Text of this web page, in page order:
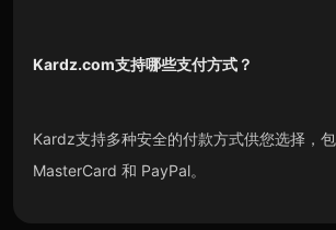
Kardz.com支持哪些支付方式？
Kardz支持多种安全的付款方式供您选择，包
MasterCard 和 PayPal。